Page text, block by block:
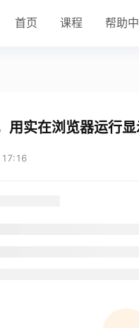
首页 课程 帮助
用实在浏览器运行